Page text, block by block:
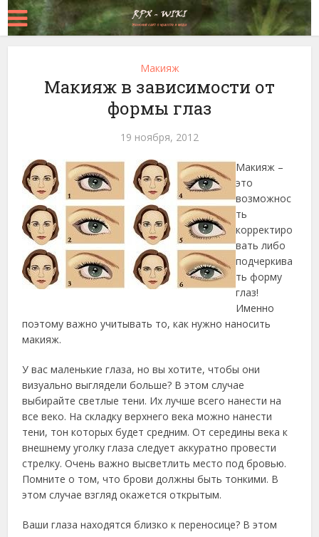
Макияж
Макияж в зависимости от
формы глаз
19 ноября, 2012
Макияж –
это
возможнос
ть
корректиро
вать либо
подчеркива
ть форму
глаз!
Именно
поэтому важно учитывать то, как нужно наносить
макияж.
У вас маленькие глаза, но вы хотите, чтобы они
визуально выглядели больше? В этом случае
выбирайте светлые тени. Их лучше всего нанести на
все веко. На складку верхнего века можно нанести
тени, тон которых будет средним. От середины века к
внешнему уголку глаза следует аккуратно провести
стрелку. Очень важно высветлить место под бровью.
Помните о том, что брови должны быть тонкими. В
этом случае взгляд окажется открытым.
Ваши глаза находятся близко к переносице? В этом